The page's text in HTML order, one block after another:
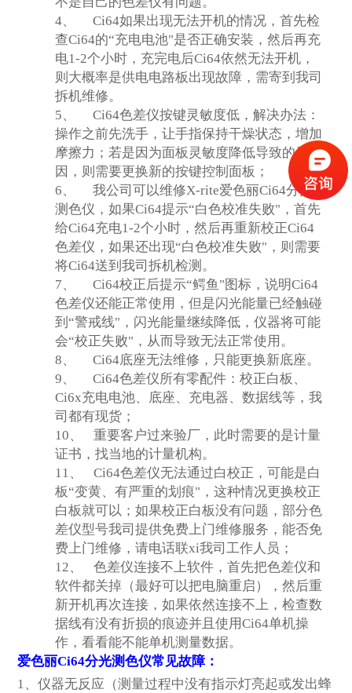
4、
Ci64如果出现无法开机的情况，首先检
查Ci64的“充电电池"是否正确安装，然后再充
电1-2个小时，充完电后Ci64依然无法开机，
则大概率是供电电路板出现故障，需寄到我司
拆机维修。
5、
Ci64色差仪按键灵敏度低，解决办法：
操作之前先洗手，让手指保持干燥状态，增加
摩擦力；若是因为面板灵敏度降低导致的原
因，则需要更换新的按键控制面板；
6、
我公司可以维修X-rite爱色丽Ci64分光
测色仪，如果Ci64提示“白色校准失败"，首先
给Ci64充电1-2个小时，然后再重新校正Ci64
色差仪，如果还出现“白色校准失败"，则需要
将Ci64送到我司拆机检测。
7、
Ci64校正后提示“鳄鱼"图标，说明Ci64
色差仪还能正常使用，但是闪光能量已经触碰
到“警戒线"，闪光能量继续降低，仪器将可能
会“校正失败"，从而导致无法正常使用。
8、
Ci64底座无法维修，只能更换新底座。
9、
Ci64色差仪所有零配件：校正白板、
Ci6x充电电池、底座、充电器、数据线等，我
司都有现货；
10、
重要客户过来验厂，此时需要的是计量
证书，找当地的计量机构。
11、
Ci64色差仪无法通过白校正，可能是白
板“变黄、有严重的划痕"，这种情况更换校正
白板就可以；如果校正白板没有问题，部分色
差仪型号我司提供免费上门维修服务，能否免
费上门维修，请电话联xi我司工作人员；
12、
色差仪连接不上软件，首先把色差仪和
软件都关掉（最好可以把电脑重启），然后重
新开机再次连接，如果依然连接不上，检查数
据线有没有折损的痕迹并且使用Ci64单机操
作，看看能不能单机测量数据。
爱色丽Ci64分光测色仪常见故障：
1、仪器无反应（测量过程中没有指示灯亮起或发出蜂